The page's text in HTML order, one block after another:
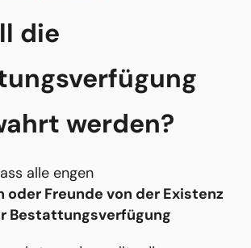
die
werden?
alle engen
oder Freunde von der Existenz
Bestattungsverfügung